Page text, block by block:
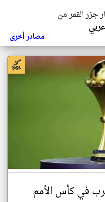
جزر القمر من
مصادر أخرى
عرب في كأس الأمم